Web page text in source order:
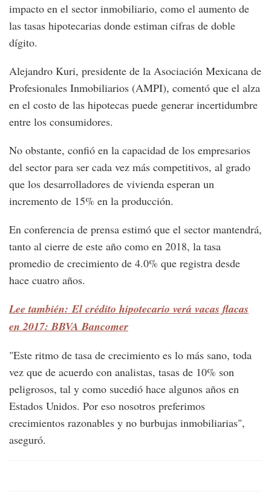
impacto en el sector inmobiliario, como el aumento de
las tasas hipotecarias donde estiman cifras de doble
dígito.
Alejandro Kuri, presidente de la Asociación Mexicana de
Profesionales Inmobiliarios (AMPI), comentó que el alza
en el costo de las hipotecas puede generar incertidumbre
entre los consumidores.
No obstante, confió en la capacidad de los empresarios
del sector para ser cada vez más competitivos, al grado
que los desarrolladores de vivienda esperan un
incremento de 15% en la producción.
En conferencia de prensa estimó que el sector mantendrá,
tanto al cierre de este año como en 2018, la tasa
promedio de crecimiento de 4.0% que registra desde
hace cuatro años.
Lee también: El crédito hipotecario verá vacas flacas
en 2017: BBVA Bancomer
"Este ritmo de tasa de crecimiento es lo más sano, toda
vez que de acuerdo con analistas, tasas de 10% son
peligrosos, tal y como sucedió hace algunos años en
Estados Unidos. Por eso nosotros preferimos
crecimientos razonables y no burbujas inmobiliarias",
aseguró.